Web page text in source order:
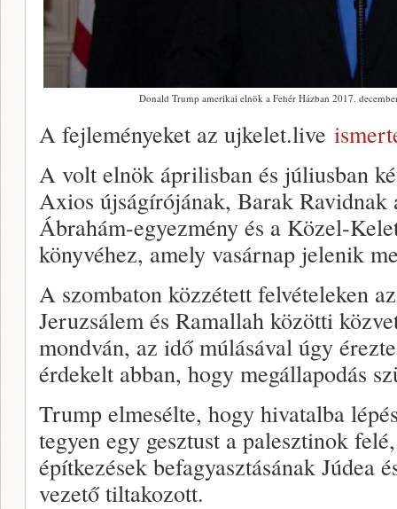
Donald Trump amerikai elnök a Fehér Házban 2017.
A fejleményeket az ujkelet.live
A volt elnök áprilisban és júliusban
Axios újságírójának, Barak Ravidnak
Ábrahám-egyezmény és a Közel-
könyvéhez, amely vasárnap jelenik
A szombaton közzétett felvételeken
Jeruzsálem és Ramallah közötti
mondván, az idő múlásával úgy
érdekelt abban, hogy megállapodás
Trump elmesélte, hogy hivatalba
tegyen egy gesztust a palesztinok
építkezések befagyasztásának Júdea
vezető tiltakozott.